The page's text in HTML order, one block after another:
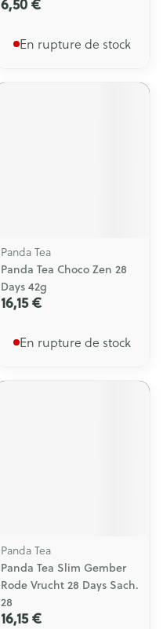
En rupture de stock
Panda Tea
Panda Tea Choco Zen 28
Days 42g
16,15 €
En rupture de stock
Panda Tea
Panda Tea Slim Gember
Rode Vrucht 28 Days Sach.
28
16,15 €